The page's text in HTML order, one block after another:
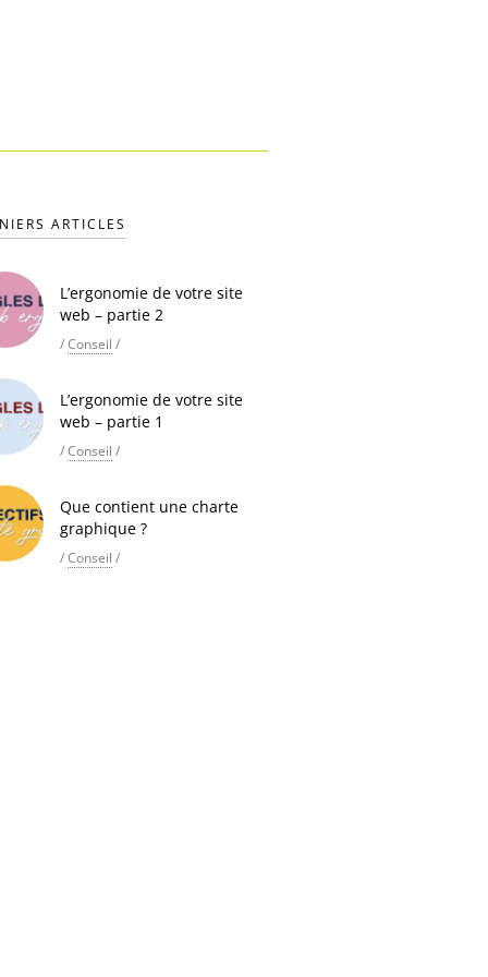
ARTICLES
L’ergonomie de votre site
web – partie 2
/Conseil /
L’ergonomie de votre site
web – partie 1
/Conseil /
Que contient une charte
graphique ?
/Conseil /